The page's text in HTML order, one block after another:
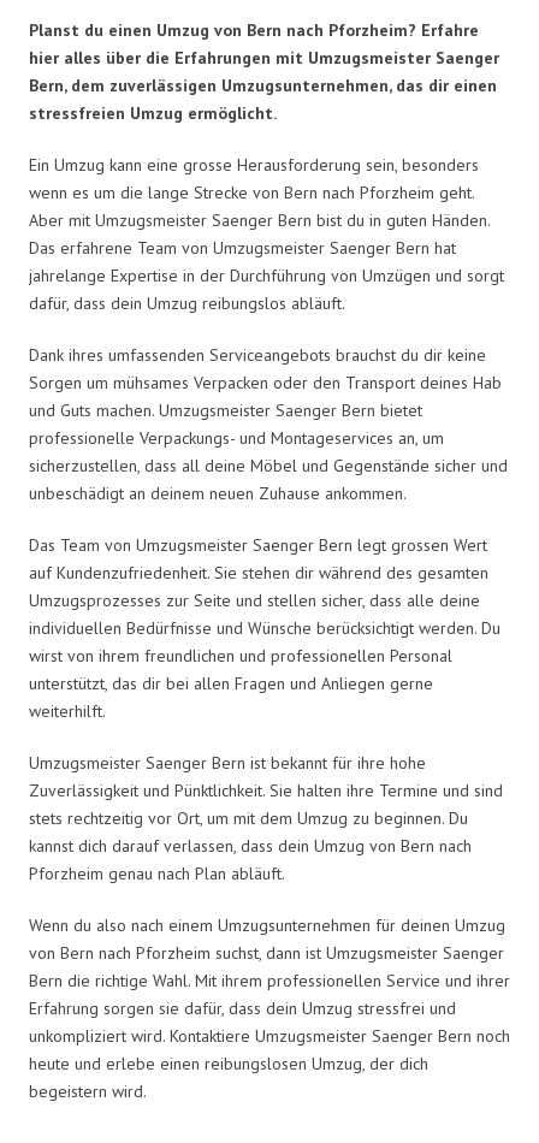
Planst du einen Umzug von Bern nach Pforzheim? Erfahre
hier alles über die Erfahrungen mit Umzugsmeister Saenger
Bern, dem zuverlässigen Umzugsunternehmen, das dir einen
stressfreien Umzug ermöglicht.
Ein Umzug kann eine grosse Herausforderung sein, besonders
wenn es um die lange Strecke von Bern nach Pforzheim geht.
Aber mit Umzugsmeister Saenger Bern bist du in guten Händen.
Das erfahrene Team von Umzugsmeister Saenger Bern hat
jahrelange Expertise in der Durchführung von Umzügen und sorgt
dafür, dass dein Umzug reibungslos abläuft.
Dank ihres umfassenden Serviceangebots brauchst du dir keine
Sorgen um mühsames Verpacken oder den Transport deines Hab
und Guts machen. Umzugsmeister Saenger Bern bietet
professionelle Verpackungs- und Montageservices an, um
sicherzustellen, dass all deine Möbel und Gegenstände sicher und
unbeschädigt an deinem neuen Zuhause ankommen.
Das Team von Umzugsmeister Saenger Bern legt grossen Wert
auf Kundenzufriedenheit. Sie stehen dir während des gesamten
Umzugsprozesses zur Seite und stellen sicher, dass alle deine
individuellen Bedürfnisse und Wünsche berücksichtigt werden. Du
wirst von ihrem freundlichen und professionellen Personal
unterstützt, das dir bei allen Fragen und Anliegen gerne
weiterhilft.
Umzugsmeister Saenger Bern ist bekannt für ihre hohe
Zuverlässigkeit und Pünktlichkeit. Sie halten ihre Termine und sind
stets rechtzeitig vor Ort, um mit dem Umzug zu beginnen. Du
kannst dich darauf verlassen, dass dein Umzug von Bern nach
Pforzheim genau nach Plan abläuft.
Wenn du also nach einem Umzugsunternehmen für deinen Umzug
von Bern nach Pforzheim suchst, dann ist Umzugsmeister Saenger
Bern die richtige Wahl. Mit ihrem professionellen Service und ihrer
Erfahrung sorgen sie dafür, dass dein Umzug stressfrei und
unkompliziert wird. Kontaktiere Umzugsmeister Saenger Bern noch
heute und erlebe einen reibungslosen Umzug, der dich
begeistern wird.